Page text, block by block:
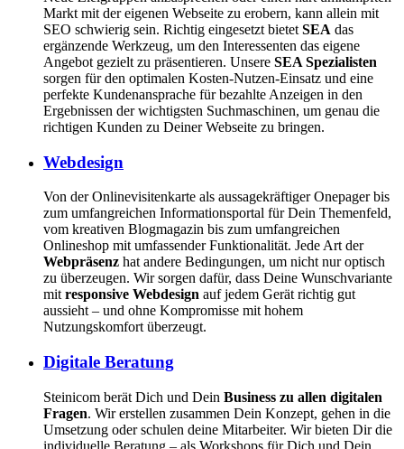
Markt mit der eigenen Webseite zu erobern, kann allein mit
SEO schwierig sein. Richtig eingesetzt bietet SEA das
ergänzende Werkzeug, um den Interessenten das eigene
Angebot gezielt zu präsentieren. Unsere SEA Spezialisten
sorgen für den optimalen Kosten-Nutzen-Einsatz und eine
perfekte Kundenansprache für bezahlte Anzeigen in den
Ergebnissen der wichtigsten Suchmaschinen, um genau die
richtigen Kunden zu Deiner Webseite zu bringen.
Webdesign
Von der Onlinevisitenkarte als aussagekräftiger Onepager bis
zum umfangreichen Informationsportal für Dein Themenfeld,
vom kreativen Blogmagazin bis zum umfangreichen
Onlineshop mit umfassender Funktionalität. Jede Art der
Webpräsenz hat andere Bedingungen, um nicht nur optisch
zu überzeugen. Wir sorgen dafür, dass Deine Wunschvariante
mit responsive Webdesign auf jedem Gerät richtig gut
aussieht – und ohne Kompromisse mit hohem
Nutzungskomfort überzeugt.
Digitale Beratung
Steinicom berät Dich und Dein Business zu allen digitalen
Fragen. Wir erstellen zusammen Dein Konzept, gehen in die
Umsetzung oder schulen deine Mitarbeiter. Wir bieten Dir die
individuelle Beratung – als Workshops für Dich und Dein